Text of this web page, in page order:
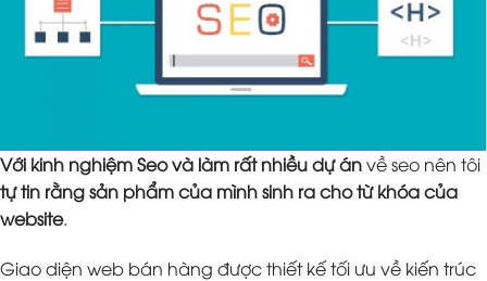
Với kinh nghiệm Seo và làm rất nhiều dự ánvề seo nên tôi
tự tin rằng sản phẩm của mình sinh ra cho từ khóa của
website.
Giao diện web bán hàng được thiết kế tối ưu về kiến trúc